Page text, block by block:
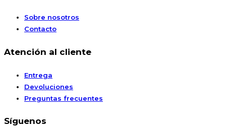
Sobre nosotros
Contacto
Atención al cliente
Entrega
Devoluciones
Preguntas frecuentes
Síguenos